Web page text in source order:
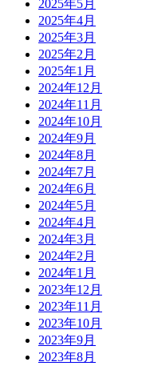
2025年5月
2025年4月
2025年3月
2025年2月
2025年1月
2024年12月
2024年11月
2024年10月
2024年9月
2024年8月
2024年7月
2024年6月
2024年5月
2024年4月
2024年3月
2024年2月
2024年1月
2023年12月
2023年11月
2023年10月
2023年9月
2023年8月